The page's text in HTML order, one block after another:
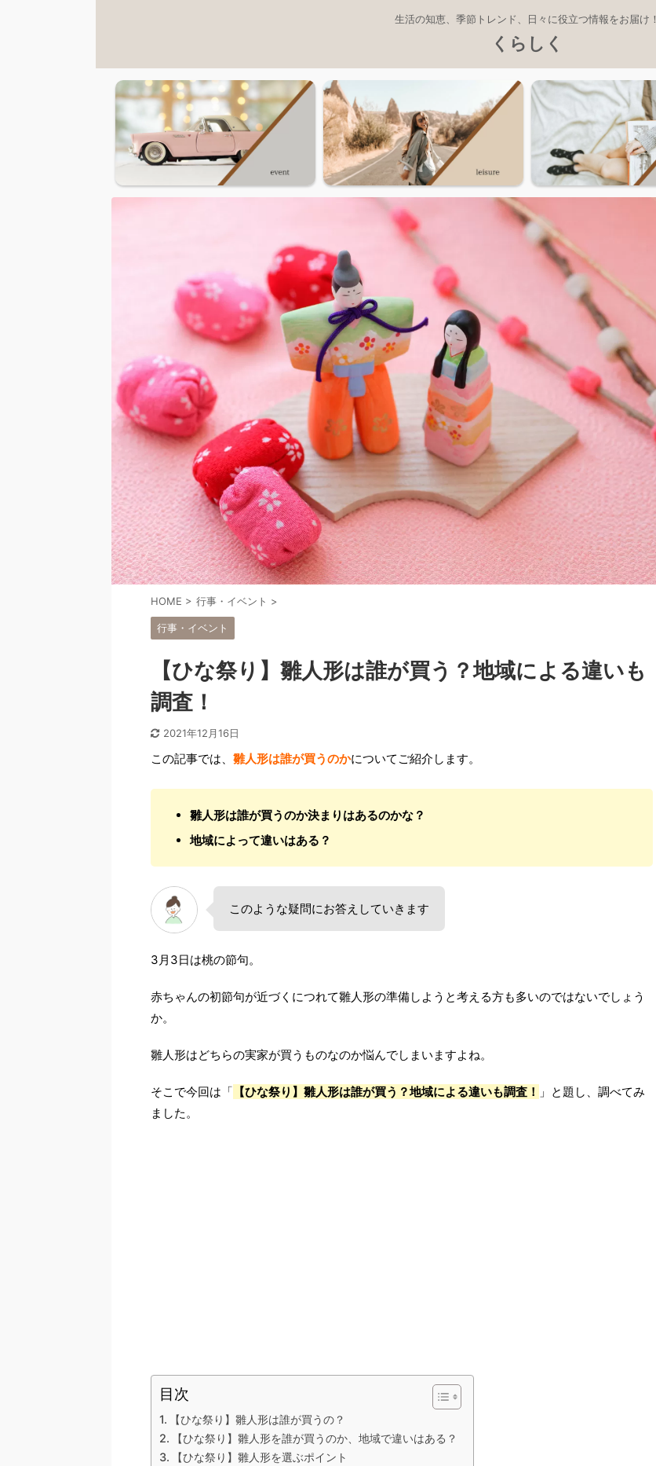
生活の知恵、季節トレンド、日々に役立つ情報をお届け！
くらしく
HOME > 行事・イベント >
行事・イベント
【ひな祭り】雛人形は誰が買う？地域による違いも
調査！
2021年12月16日
この記事では、 雛人形は誰が買うのかについてご紹介します。
雛人形は誰が買うのか決まりはあるのかな？
地域によって違いはある？
このような疑問にお答えしていきます
3月3日は桃の節句。
赤ちゃんの初節句が近づくにつれて雛人形の準備しようと考える方も多いのではないでしょう
か。
雛人形はどちらの実家が買うものなのか悩んでしまいますよね。
そこで今回は「 【ひな祭り】雛人形は誰が買う？地域による違いも調査！ 」と題し、調べてみ
ました。
目次
【ひな祭り】雛人形は誰が買うの？
【ひな祭り】雛人形を誰が買うのか、地域で違いはある？
【ひな祭り】雛人形を選ぶポイント